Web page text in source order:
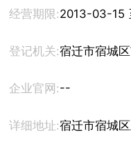
经营期限:
登记机关:宿迁市宿城
企业官网:--
详细地址:宿迁市宿城